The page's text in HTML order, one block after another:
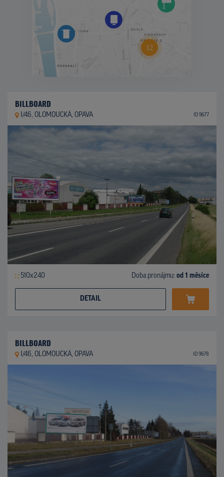
BILLBOARD
I/46, OLOMOUCKÁ, OPAVA ID 9677
510x240 Doba pronájmu: od 1 měsíce
DETAIL
BILLBOARD
I/46, OLOMOUCKÁ, OPAVA ID 9678